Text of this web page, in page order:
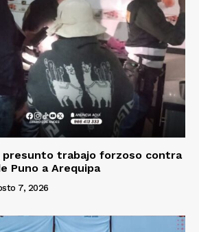
presunto trabajo forzoso contra
Puno a Arequipa
7, 2026